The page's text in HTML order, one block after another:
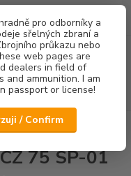
pro odborníky a
sřelných zbraní a
průkazu nebo
web pages are
dealers in field of
ammunition. I am
passport or license!
/ Confirm
Menu
Hledat
za0,00 Kč
01 Shadow, CZ Shadow
75 SP-01